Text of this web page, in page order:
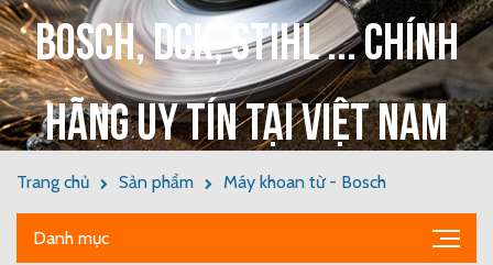
Bosch, DCK, Stihl ... chính
hãng uy tín tại Việt Nam
Trang chủ Sản phẩm Máy khoan từ - Bosch
Danh mục